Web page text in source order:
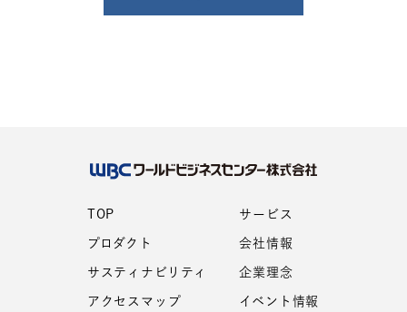
TOP サービス
プロダクト 会社情報
サスティナビリティ 企業理念
アクセスマップ イベント情報